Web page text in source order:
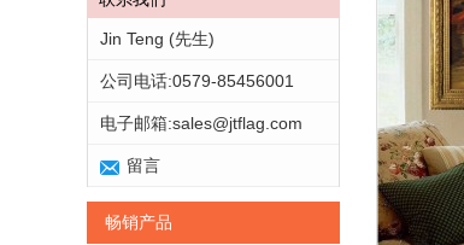
Jin Teng (先生)
公司电话:0579-85456001
电子邮箱:sales@jtflag.com
留言
畅销产品